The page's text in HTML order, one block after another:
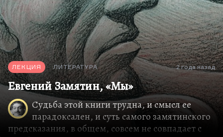
произошло это разделение. Это не…
ЛЕКЦИЯ ЛИТЕРАТУРА 2 года назад
Евгений Замятин, «Мы»
Судьба этой книги трудна, и смысл ее
парадоксален, и суть самого замятинского
предсказания, в общем, совсем не совпадает с